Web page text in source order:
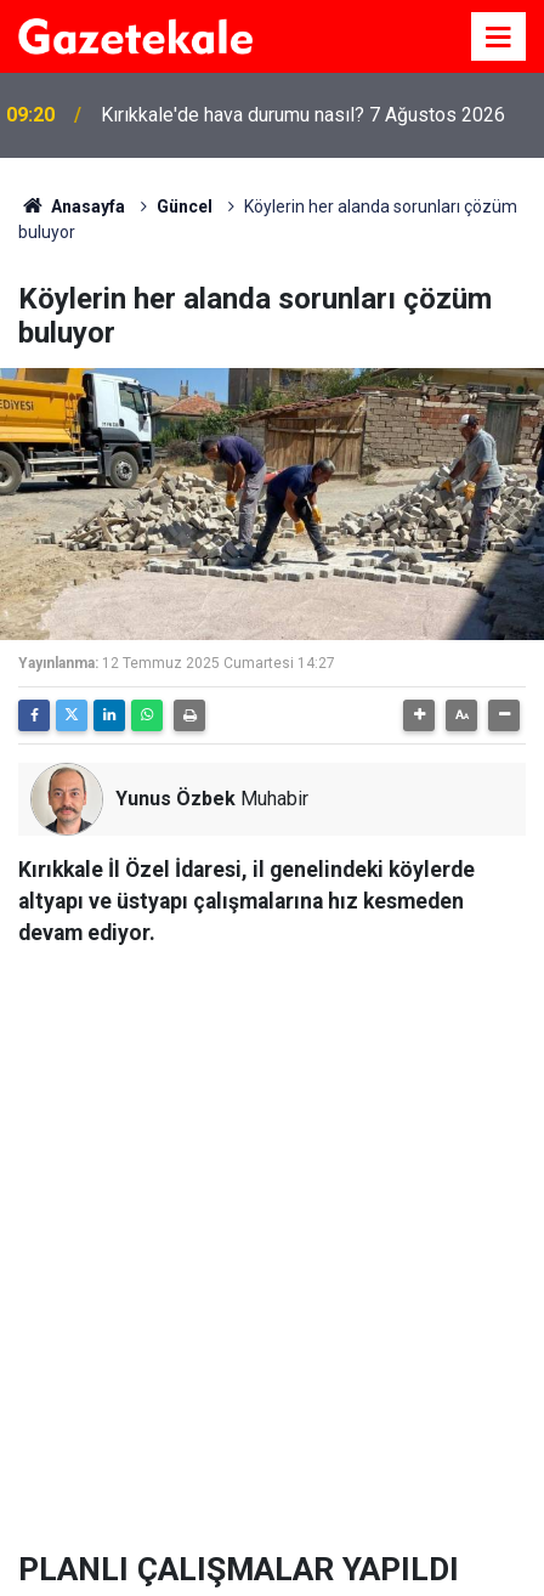
09:20 Kırıkkale'de hava durumu nasıl? 7 Ağustos 2026
Anasayfa Güncel
Köylerin her alanda sorunları çözüm
buluyor
Köylerin her alanda sorunları çözüm
buluyor
Yayınlanma: 12 Temmuz 2025 Cumartesi 14:27
Yunus Özbek Muhabir
Kırıkkale İl Özel İdaresi, il genelindeki köylerde
altyapı ve üstyapı çalışmalarına hız kesmeden
devam ediyor.
PLANLI ÇALIŞMALAR YAPILDI